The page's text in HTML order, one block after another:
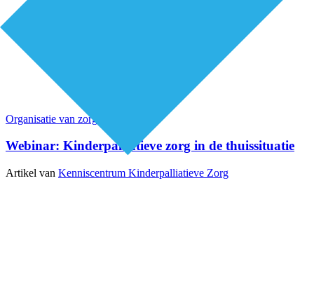
Organisatie van zorg
Webinar: Kinderpalliatieve zorg in de thuissituatie
Artikel van Kenniscentrum Kinderpalliatieve Zorg